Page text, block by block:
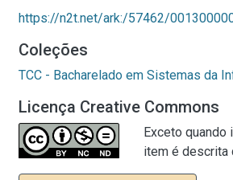
https://n2t.net/ark:/57462/
Coleções
TCC - Bacharelado em Sistemas da
Licença Creative Commons
Exceto quando
item é descrita